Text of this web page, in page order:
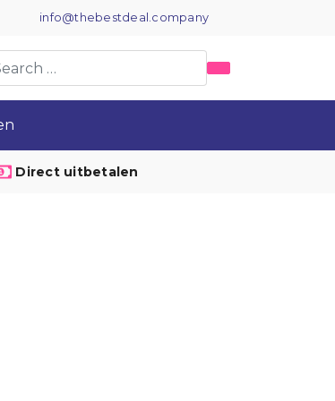
info@thebestdeal.company
Direct uitbetalen